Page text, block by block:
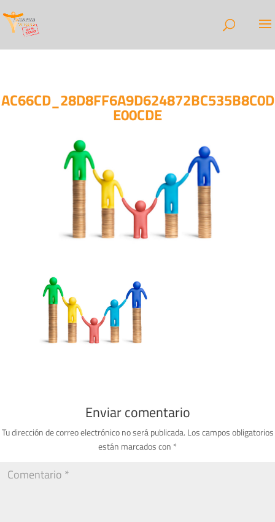
AC66CD_28D8FF6A9D624872BC535B8C0D
E00CDE
Enviar comentario
Tu dirección de correo electrónico no será publicada. Los campos obligatorios
están marcados con *